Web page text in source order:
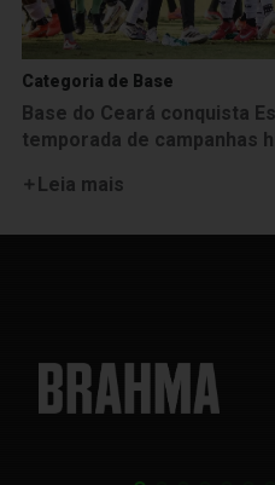
Categoria de Base
Base do Ceará conquista
temporada de campanhas
Leia mais